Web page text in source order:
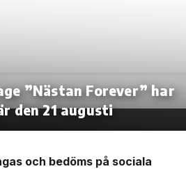
”Nästan Forever” har
den 21 augusti
och bedöms på sociala